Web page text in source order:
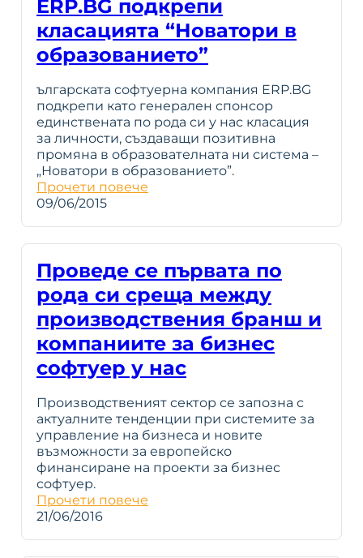
ERP.BG подкрепи
класацията “Новатори в
образованието”
ългарската софтуерна компания ERP.BG
подкрепи като генерален спонсор
единствената по рода си у нас класация
за личности, създаващи позитивна
промяна в образователната ни система –
„Новатори в образованието”.
Прочети повече
09/06/2015
Проведе се първата по
рода си среща между
производствения бранш и
компаниите за бизнес
софтуер у нас
Производственият сектор се запозна с
актуалните тенденции при системите за
управление на бизнеса и новите
възможности за европейско
финансиране на проекти за бизнес
софтуер.
Прочети повече
21/06/2016